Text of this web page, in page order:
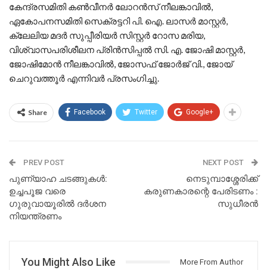
കേന്ദ്രസമിതി കൺവീനർ ലോറൻസ് നീലങ്കാവിൽ,
ഏകോപനസമിതി സെക്രട്ടറി പി. ഐ. ലാസർ മാസ്റ്റർ,
ക്ലേലിയ മദർ സുപ്പീരിയർ സിസ്റ്റർ റോസ മരിയ,
വിശ്വാസപരിശീലന പ്രിൻസിപ്പൽ സി. എ. ജോഷി മാസ്റ്റർ,
ജോഷിമോൻ നീലങ്കാവിൽ, ജോസഫ് ജോർജ് വി., ജോയ്
ചെറുവത്തൂർ എന്നിവർ പ്രസംഗിച്ചു.
Share Facebook Twitter Google+
PREV POST
പുണ്യാഹ ചടങ്ങുകൾ:
ഉച്ചപൂജ വരെ
ഗുരുവായൂരിൽ ദർശന
നിയന്ത്രണം
NEXT POST
നെടുമ്പാശ്ശേരിക്ക്
കരുണകാരന്റെ പേരിടണം :
സുധീരൻ
You Might Also Like More From Author